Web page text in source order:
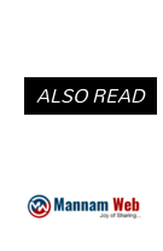
ALSO READ